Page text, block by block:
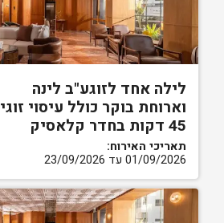
לילה אחד לזוגע"ב לינה
וארוחת בוקר כולל עיסוי זוגי
45 דקות בחדר קלאסיק
תאריכי האירוח:
01/09/2026 עד 23/09/2026